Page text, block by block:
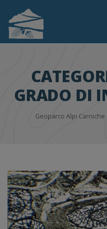
GRADO DI
Geoparco Alpi Carniche